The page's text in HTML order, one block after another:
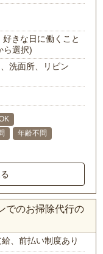
きな日に働くこと
ら選択)
洗面所、リビン
年齢不問
でのお掃除代行の
給、前払い制度あり